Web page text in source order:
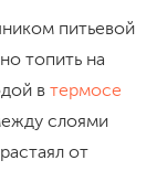
питьевой
топить на
в термосе
слоями
от